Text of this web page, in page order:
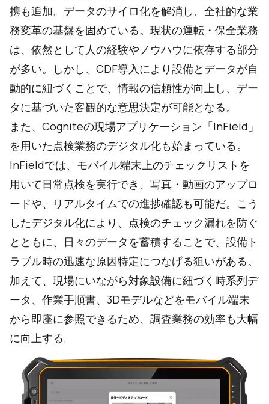
携も追加。データのサイロ化を解消し、全社的な業
務変革の基盤を固めている。現状の運転・保全業務
は、依然として人の経験やノウハウに依存する部分
が多い。しかし、CDF導入により設備とデータが自
動的に紐づくことで、情報の信頼性が向上し、デー
タに基づいた客観的な意思決定が可能となる。
また、Cogniteの現場アプリケーション「InField」
を用いた点検業務のデジタル化も始まっている。
InFieldでは、モバイル端末上のチェックリストを
用いて日常点検を実行でき、写真・動画のアップロ
ードや、リアルタイムでの進捗確認も可能だ。こう
したデジタル化により、点検のチェック漏れを防ぐ
とともに、日々のデータを蓄積することで、設備ト
ラブル時の迅速な原因特定につなげる狙いがある。
加えて、現場にいながら対象設備に紐づく時系列デ
ータ、作業手順書、3Dモデルなどをモバイル端末
から即座に参照できるため、調査業務の効率も大幅
に向上する。